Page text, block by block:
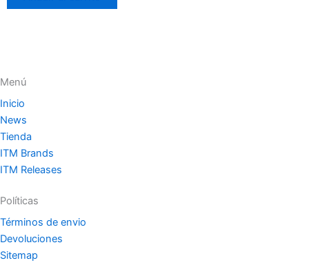
Menú
Inicio
News
Tienda
ITM Brands
ITM Releases
Políticas
Términos de envio
Devoluciones
Sitemap